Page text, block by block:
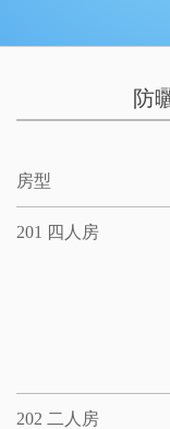
防
房型
201 四人房
202 二人房